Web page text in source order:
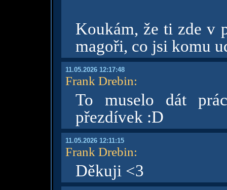
Koukám, že ti zde v
magoři, co jsi komu
11.05.2026 12:17:48
Frank Drebin:
To muselo dát
přezdívek :D
11.05.2026 12:11:15
Frank Drebin:
Děkuji <3